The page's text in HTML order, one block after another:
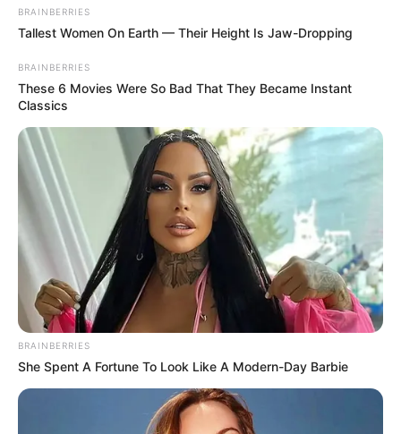
BRAINBERRIES
Tallest Women On Earth — Their Height Is Jaw-Dropping
BRAINBERRIES
These 6 Movies Were So Bad That They Became Instant
Classics
BRAINBERRIES
She Spent A Fortune To Look Like A Modern-Day Barbie